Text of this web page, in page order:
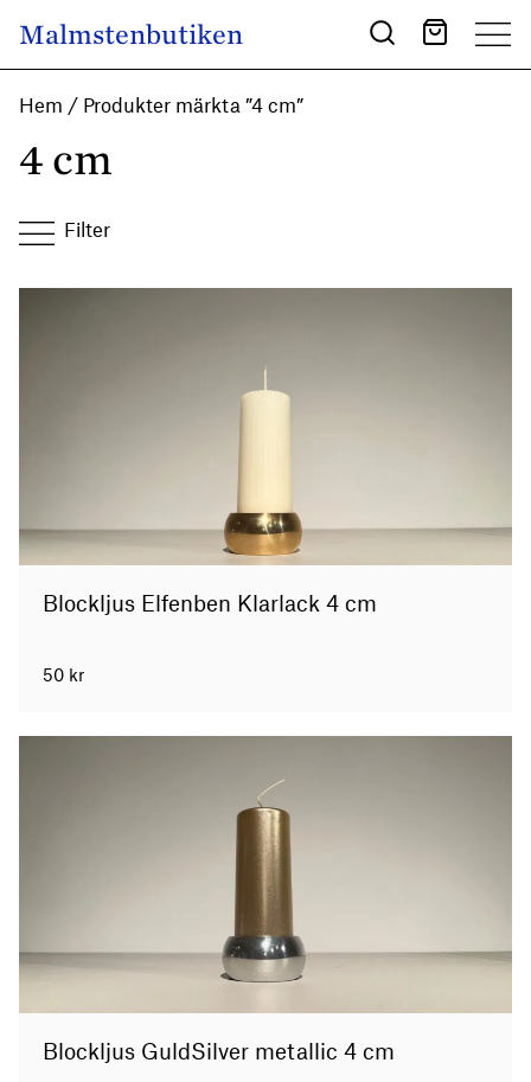
Main Navigation
Malmstenbutiken
Hem / Produkter märkta ”4 cm”
4 cm
Filter
Blockljus Elfenben Klarlack 4 cm
50 kr
Blockljus GuldSilver metallic 4 cm